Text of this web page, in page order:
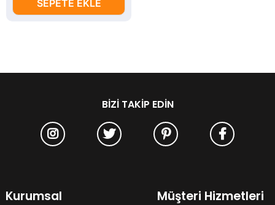
SEPETE EKLE
BIZI TAKIP EDIN
Kurumsal Müşteri Hizmetleri